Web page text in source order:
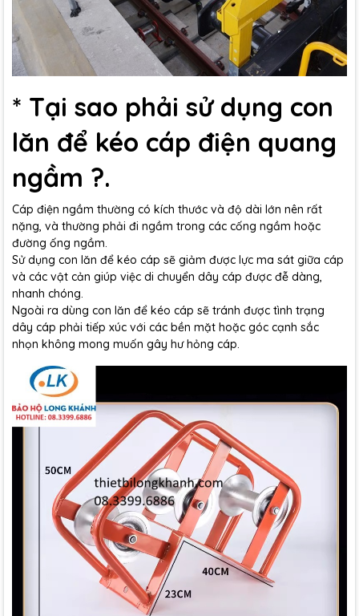
* Tại sao phải sử dụng con
lăn để kéo cáp điện quang
ngầm ?.
Cáp điện ngầm thường có kích thước và độ dài lớn nên rất
nặng, và thường phải đi ngầm trong các cống ngầm hoặc
đường ống ngầm.
Sử dụng con lăn để kéo cáp sẽ giảm được lực ma sát giữa cáp
và các vật cản giúp việc di chuyển dây cáp được đễ dàng,
nhanh chóng.
Ngoài ra dùng con lăn để kéo cáp sẽ tránh được tình trạng
dây cáp phải tiếp xúc với các bền mặt hoặc góc cạnh sắc
nhọn không mong muốn gây hư hỏng cáp.